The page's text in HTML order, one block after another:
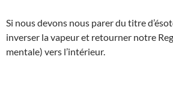
Si nous devons nous parer du titre
inverser la vapeur et retourner notre
mentale) vers l’intérieur.